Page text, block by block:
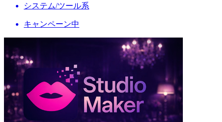
システム/ツール系
キャンペーン中